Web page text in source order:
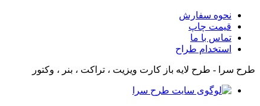
نحوه سفارش
قیمت چاپ
تماس با ما
استخدام طراح
طرح سرا - طرح لایه باز کارت ویزیت ، تراکت ، بنر ، وکتور